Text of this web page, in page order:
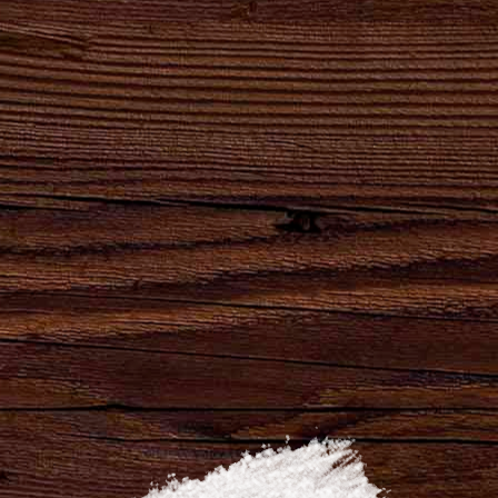
14.12.2018
Гастрономический ужин в Унече уже